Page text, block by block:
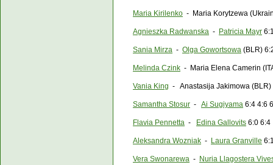
Maria Kirilenko - Maria Korytzewa
Agnieszka Radwanska - Patricia Mayr
Sania Mirza - Olga Gowortsowa (BLR)
Melinda Czink - Maria Elena Camerin
Vania King - Anastasija Jakimowa (BLR)
Samantha Stosur - Ai Sugiyama 6:4 4:6
Flavia Pennetta - Edina Gallovits 6:0 6:4
Aleksandra Wozniak - Laura Granville
Vera Swonarewa - Nuria Llagostera